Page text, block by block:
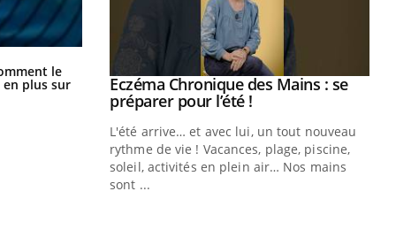
le
plus sur
Cancer colorectal : une stratégie
simple aurait changé la donne au
Pays basque
: et si on Youtube
Eczéma Chronique des Mains : se
préparer pour l’été !Youtube
L'été arrive… et avec lui, un tout nouveau
rythme de vie ! Vacances, plage, piscine,
soleil, activités en plein air… Nos mains
sont ...